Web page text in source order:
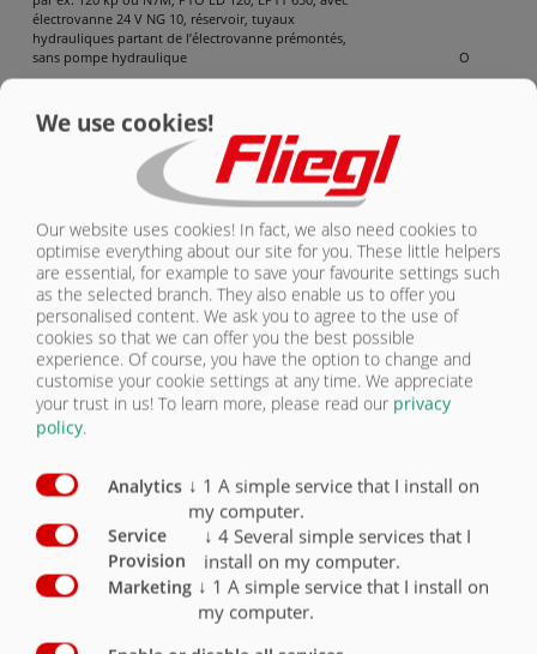
électrovanne 24 V NG 10, réservoir, tuyaux
hydrauliques partant de l’électrovanne prémontés,
sans pompe hydraulique
O
entraînement auxiliaire dépendant de l’embrayage
pour NH1/NH2/NH4C avec électrovanne 24 V NG 10,
réservoir hydraulique, tuyaux hydrauliques partant
de l’électrovanne prémontés, sans pompe
Sans commande pour l’installation hydraulique, sans
faisceau de câbles ....
X
Commande ProSave avec commande à distance radio
et actionnement supplémentaire sur le véhicule
-La fermeture de la porte arrière n’est possible que
lorsque le fond coulissant se trouve en position de
chargement.
-Dispositif d’homme mort pour déchargement partiel
(observez les consignes d’utilisation en cas
Commande ProSave avec pupitre de commande et
câble pour caisse du porteur et kit
-La fermeture de la porte arrière n’est possible que
lorsque le fond coulissant se trouve en position de
chargement.
-Dispositif d’homme mort pour déchargement partiel
(observez les consignes d’utilisation en cas
d’actionnement des deux boutons)
We use cookies!
Our website uses cookies! In fact, we also need cookies to
optimise everything about our site for you. These little helpers
are essential, for example to save your favourite settings such
as the selected branch. They also enable us to offer you
personalised content. We ask you to agree to the use of
cookies so that we can offer you the best possible
experience. Of course, you have the option to change and
customise your cookie settings at any time. We appreciate
your trust in us! To learn more, please read our privacy
policy.
Analytics ↓ 1 A simple service that I install on
my computer.
Service
Provision
↓ 4 Several simple services that I
install on my computer.
Marketing ↓ 1 A simple service that I install on
my computer.